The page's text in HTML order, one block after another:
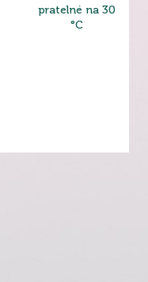
pratelné na 30
°C